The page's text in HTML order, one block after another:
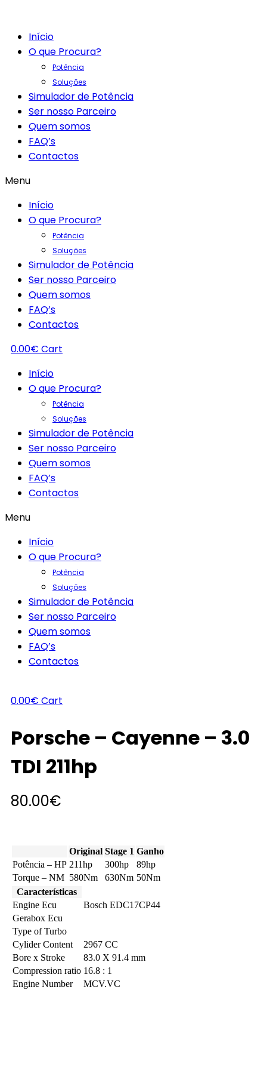
Início
O que Procura?
Potência
Soluções
Simulador de Potência
Ser nosso Parceiro
Quem somos
FAQ’s
Contactos
Menu
Início
O que Procura?
Potência
Soluções
Simulador de Potência
Ser nosso Parceiro
Quem somos
FAQ’s
Contactos
0.00€ Cart
Início
O que Procura?
Potência
Soluções
Simulador de Potência
Ser nosso Parceiro
Quem somos
FAQ’s
Contactos
Menu
Início
O que Procura?
Potência
Soluções
Simulador de Potência
Ser nosso Parceiro
Quem somos
FAQ’s
Contactos
0.00€ Cart
Porsche – Cayenne – 3.0
TDI 211hp
80.00€
Original Stage 1 Ganho
Potência – HP 211hp 300hp
89hp
Torque – NM 580Nm 630Nm 50Nm
Características
Engine Ecu
Bosch EDC17CP44
Gerabox Ecu
Type of Turbo
Cylider Content
2967 CC
Bore x Stroke
83.0 X 91.4 mm
Compression ratio 16.8 : 1
Engine Number
MCV.VC